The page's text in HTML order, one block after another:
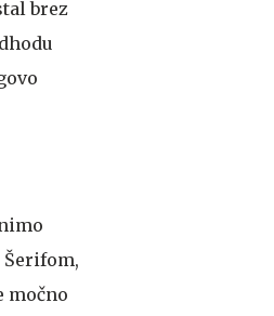
brez
Šerifom,
močno